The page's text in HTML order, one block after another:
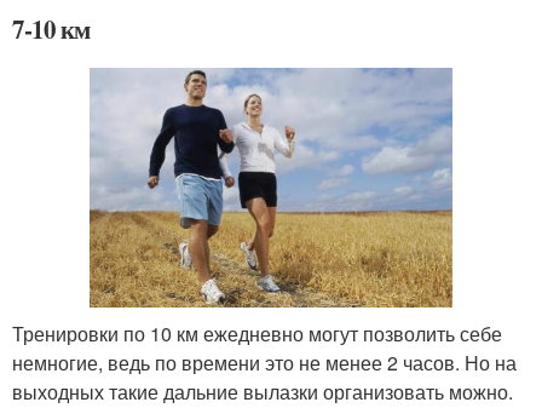
7-10 км
Тренировки по 10 км ежедневно могут позволить себе
немногие, ведь по времени это не менее 2 часов. Но на
выходных такие дальние вылазки организовать можно.